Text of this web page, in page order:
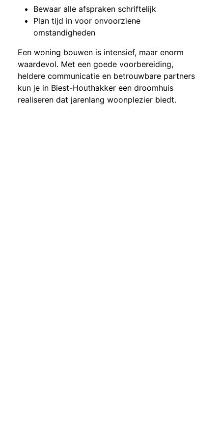
Bewaar alle afspraken schriftelijk
Plan tijd in voor onvoorziene
omstandigheden
Een woning bouwen is intensief, maar enorm
waardevol. Met een goede voorbereiding,
heldere communicatie en betrouwbare partners
kun je in Biest-Houthakker een droomhuis
realiseren dat jarenlang woonplezier biedt.